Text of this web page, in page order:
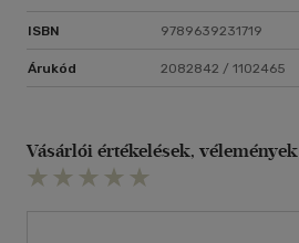
ISBN 9789639231719
Árukód 2082842 / 1102465
Vásárlói értékelések, vélemények